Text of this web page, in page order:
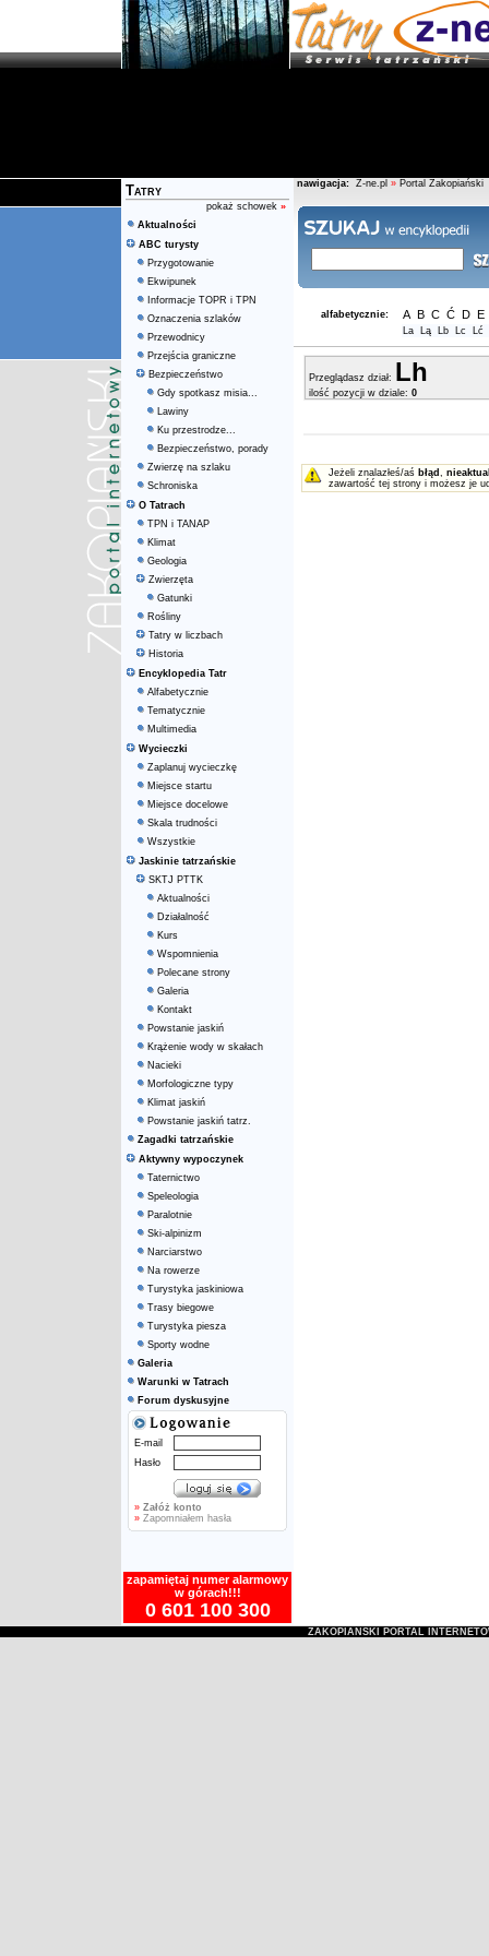
Tatry
pokaż schowek »
Aktualności
ABC turysty
Przygotowanie
Ekwipunek
Informacje TOPR i TPN
Oznaczenia szlaków
Przewodnicy
Przejścia graniczne
Bezpieczeństwo
Gdy spotkasz misia...
Lawiny
Ku przestrodze...
Bezpieczeństwo, porady
Zwierzę na szlaku
Schroniska
O Tatrach
TPN i TANAP
Klimat
Geologia
Zwierzęta
Gatunki
Rośliny
Tatry w liczbach
Historia
Encyklopedia Tatr
Alfabetycznie
Tematycznie
Multimedia
Wycieczki
Zaplanuj wycieczkę
Miejsce startu
Miejsce docelowe
Skala trudności
Wszystkie
Jaskinie tatrzańskie
SKTJ PTTK
Aktualności
Działalność
Kurs
Wspomnienia
Polecane strony
Galeria
Kontakt
Powstanie jaskiń
Krążenie wody w skałach
Nacieki
Morfologiczne typy
Klimat jaskiń
Powstanie jaskiń tatrz.
Zagadki tatrzańskie
Aktywny wypoczynek
Taternictwo
Speleologia
Paralotnie
Ski-alpinizm
Narciarstwo
Na rowerze
Turystyka jaskiniowa
Trasy biegowe
Turystyka piesza
Sporty wodne
Galeria
Warunki w Tatrach
Forum dyskusyjne
E-mail
Hasło
» Załóż konto
» Zapomniałem hasła
zapamiętaj numer alarmowy
w górach!!!
0 601 100 300
nawigacja: Z-ne.pl » Portal Zakopiański
alfabetycznie: A B C Ć D E
La Lą Lb Lc Lć
Przeglądasz dział: Lh
ilość pozycji w dziale: 0
Jeżeli znalazłeś/aś błąd ,
zawartość tej strony i możesz je
ZAKOPIAŃSKI PORTAL